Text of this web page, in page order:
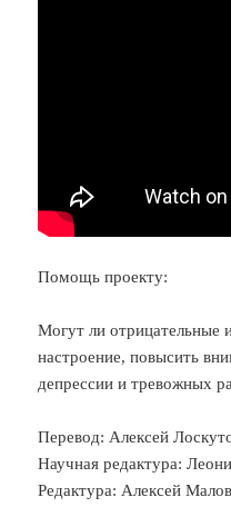
Помощь проекту:
Могут ли
настроение, повысить
депрессии и тревожных
Перевод: Алексей
Научная редактура:
Редактура: Алексей Малов